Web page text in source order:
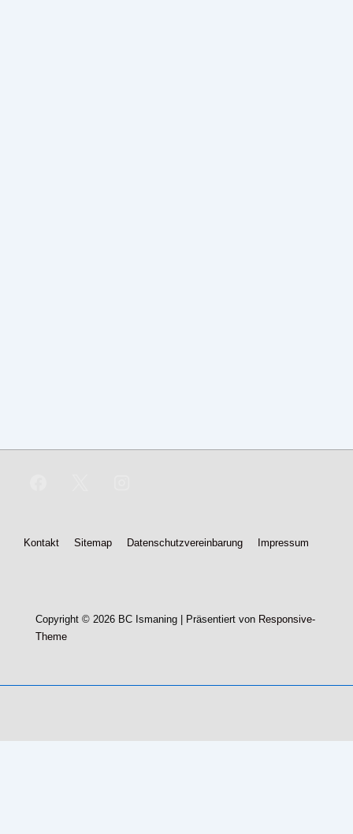
Footer-
Kontakt Sitemap Datenschutzvereinbarung Impressum
Copyright © 2026 BC Ismaning | Präsentiert von Responsive-
Theme